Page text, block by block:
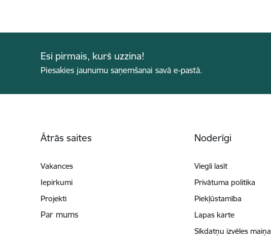
Esi pirmais, kurš uzzina!
Piesakies jaunumu saņemšanai savā e-pastā.
Ātrās saites
Vakances
Iepirkumi
Projekti
Par mums
Noderīgi
Viegli lasīt
Privātuma politika
Piekļūstamība
Lapas karte
Sīkdatņu izvēles maiņa